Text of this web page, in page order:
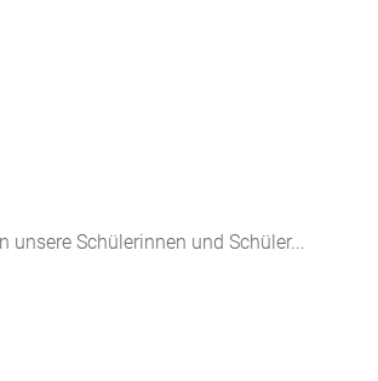
Schülerinnen und Schüler...